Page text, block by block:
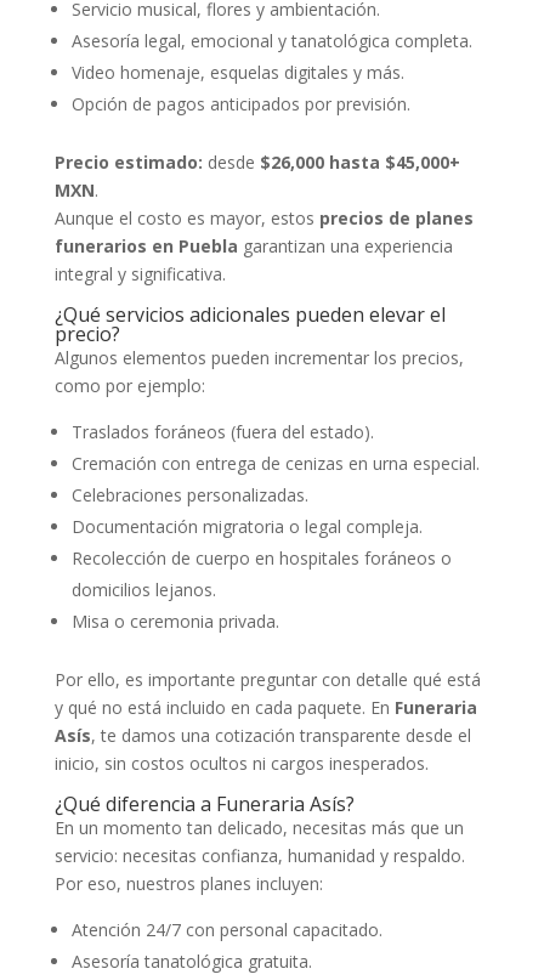
Servicio musical, flores y ambientación.
Asesoría legal, emocional y tanatológica completa.
Video homenaje, esquelas digitales y más.
Opción de pagos anticipados por previsión.
Precio estimado: desde $26,000 hasta $45,000+
MXN.
Aunque el costo es mayor, estos precios de planes
funerarios en Puebla garantizan una experiencia
integral y significativa.
¿Qué servicios adicionales pueden elevar el
precio?
Algunos elementos pueden incrementar los precios,
como por ejemplo:
Traslados foráneos (fuera del estado).
Cremación con entrega de cenizas en urna especial.
Celebraciones personalizadas.
Documentación migratoria o legal compleja.
Recolección de cuerpo en hospitales foráneos o
domicilios lejanos.
Misa o ceremonia privada.
Por ello, es importante preguntar con detalle qué está
y qué no está incluido en cada paquete. En Funeraria
Asís, te damos una cotización transparente desde el
inicio, sin costos ocultos ni cargos inesperados.
¿Qué diferencia a Funeraria Asís?
En un momento tan delicado, necesitas más que un
servicio: necesitas confianza, humanidad y respaldo.
Por eso, nuestros planes incluyen:
Atención 24/7 con personal capacitado.
Asesoría tanatológica gratuita.